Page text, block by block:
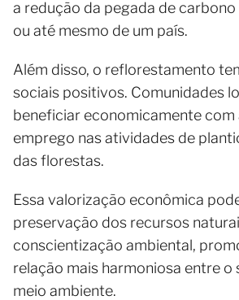
a redução da pegada de
ou até mesmo de um país.
Além disso, o reflorestamento
sociais positivos. Comunidades
beneficiar economicamente com
emprego nas atividades de
das florestas.
Essa valorização econômica
preservação dos recursos
conscientização ambiental,
relação mais harmoniosa entre o
meio ambiente.